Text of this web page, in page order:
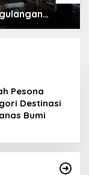
Dan
Sumsel
Pesona
Destinasi
Bumi